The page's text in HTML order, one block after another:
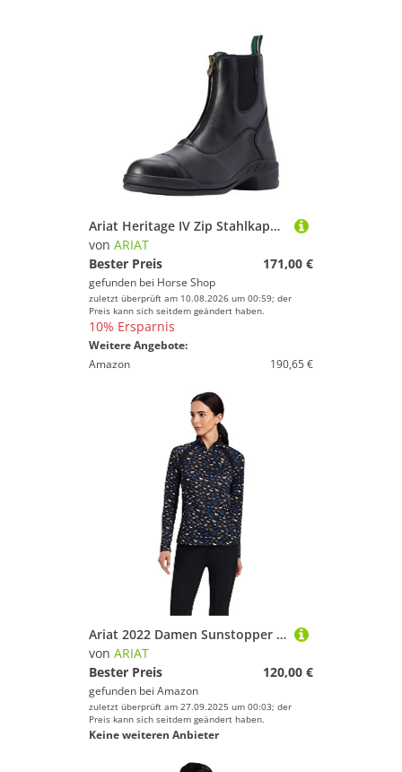
Ariat Heritage IV Zip Stahlkappe Stiefelette Herren
von ARIAT
Bester Preis
171,00 €
gefunden bei Horse Shop
zuletzt überprüft am 10.08.2026 um 00:59; der
Preis kann sich seitdem geändert haben.
10% Ersparnis
Weitere Angebote:
Amazon
190,65 €
Ariat 2022 Damen Sunstopper 2.0 Baselayer Mit 1/4-Reißverschluss 10041189 - Schwarzer Busy-Pony-Print Womens Size - L
von ARIAT
Bester Preis
120,00 €
gefunden bei Amazon
zuletzt überprüft am 27.09.2025 um 00:03; der
Preis kann sich seitdem geändert haben.
Keine weiteren Anbieter